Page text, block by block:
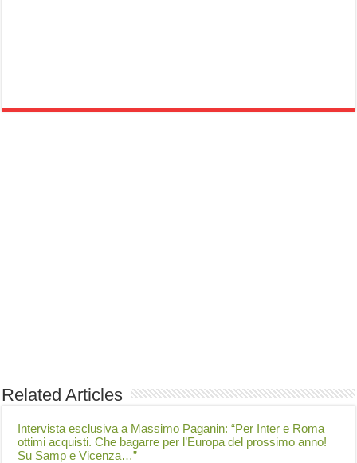
Related Articles
Intervista esclusiva a Massimo Paganin: “Per Inter e Roma
ottimi acquisti. Che bagarre per l’Europa del prossimo anno!
Su Samp e Vicenza…”